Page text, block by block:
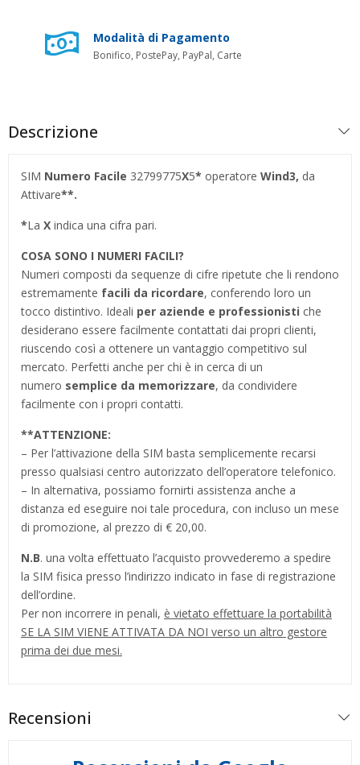
Modalità di Pagamento
Bonifico, PostePay, PayPal, Carte
Descrizione
SIM Numero Facile 32799775X5* operatore Wind3, da
Attivare**.
*La X indica una cifra pari.
COSA SONO I NUMERI FACILI?
Numeri composti da sequenze di cifre ripetute che li rendono
estremamente facili da ricordare, conferendo loro un
tocco distintivo. Ideali per aziende e professionisti che
desiderano essere facilmente contattati dai propri clienti,
riuscendo così a ottenere un vantaggio competitivo sul
mercato. Perfetti anche per chi è in cerca di un
numero semplice da memorizzare, da condividere
facilmente con i propri contatti.
**ATTENZIONE:
– Per l’attivazione della SIM basta semplicemente recarsi
presso qualsiasi centro autorizzato dell’operatore telefonico.
– In alternativa, possiamo fornirti assistenza anche a
distanza ed eseguire noi tale procedura, con incluso un mese
di promozione, al prezzo di € 20,00.
N.B. una volta effettuato l’acquisto provvederemo a spedire
la SIM fisica presso l’indirizzo indicato in fase di registrazione
dell’ordine.
Per non incorrere in penali, è vietato effettuare la portabilità
SE LA SIM VIENE ATTIVATA DA NOI verso un altro gestore
prima dei due mesi.
Recensioni